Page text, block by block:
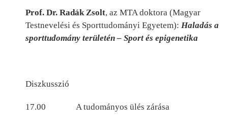
Prof. Dr. Radák Zsolt, az MTA doktora (Magyar
Testnevelési és Sporttudományi Egyetem): Haladás a
sporttudomány területén – Sport és epigenetika
Diszkusszió
17.00 A tudományos ülés zárása